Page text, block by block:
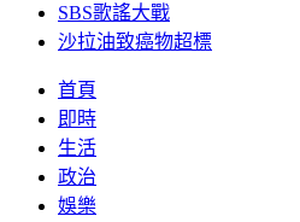
SBS歌謠大戰
沙拉油致癌物超標
首頁
即時
生活
政治
娛樂